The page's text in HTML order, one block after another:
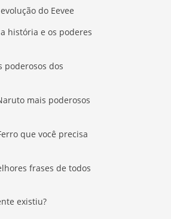
do Eevee
história e os poderes
poderosos dos
mais poderosos
que você precisa
frases de todos
existiu?